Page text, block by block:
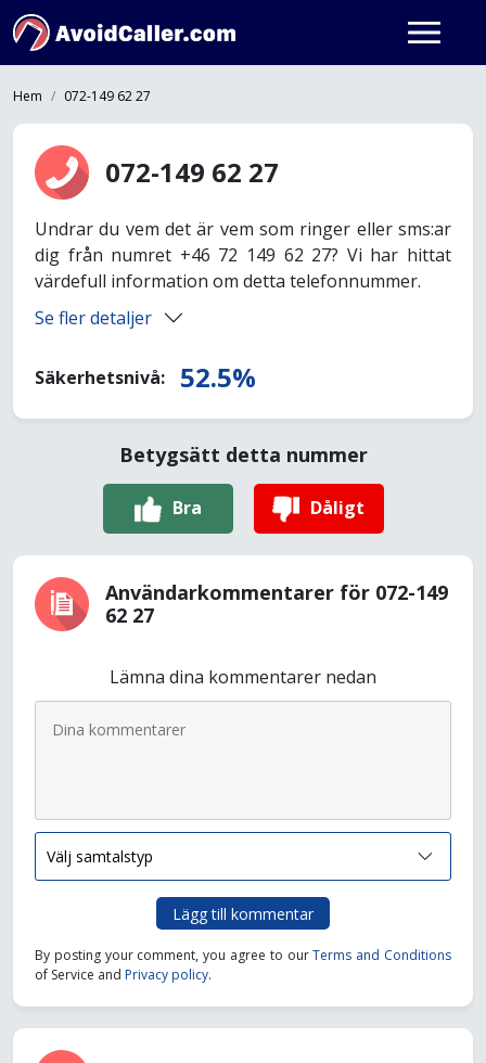
Hem 072-149 62 27
072-149 62 27
Undrar du vem det är vem som ringer eller sms:ar
dig från numret +46 72 149 62 27? Vi har hittat
värdefull information om detta telefonnummer.
Se fler detaljer
Säkerhetsnivå: 52.5%
Betygsätt detta nummer
Bra Dåligt
Användarkommentarer för 072-149
62 27
Lämna dina kommentarer nedan
Lägg till kommentar
By posting your comment, you agree to ourTerms and Conditions
of Service and Privacy policy.